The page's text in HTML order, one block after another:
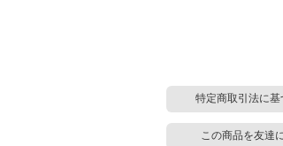
特定商取引法に基
この商品を友達